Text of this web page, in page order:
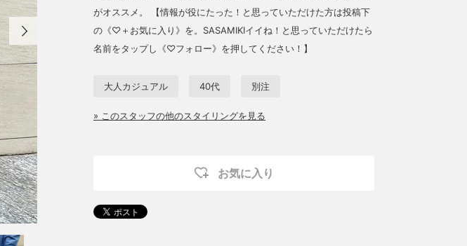
がオススメ。 【情報が役にたった！と思っていただけた方は投稿下
の《♡＋お気に入り》を。SASAMIKIイイね！と思っていただけたら
名前をタップし《♡フォロー》を押してください！】
大人カジュアル 40代 別注
» このスタッフの他のスタイリングを見る
お気に入り